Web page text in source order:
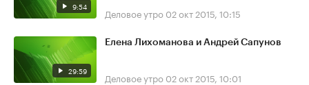
9:54 Деловое утро 02 окт 2015, 10:15
29:59
Елена Лихоманова и Андрей Сапунов
Деловое утро 02 окт 2015, 10:01